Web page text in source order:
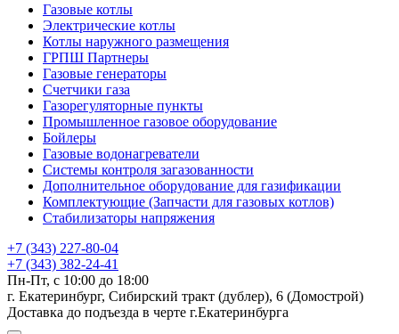
Газовые котлы
Электрические котлы
Котлы наружного размещения
ГРПШ Партнеры
Газовые генераторы
Счетчики газа
Газорегуляторные пункты
Промышленное газовое оборудование
Бойлеры
Газовые водонагреватели
Системы контроля загазованности
Дополнительное оборудование для газификации
Комплектующие (Запчасти для газовых котлов)
Стабилизаторы напряжения
+7 (343) 227-80-04
+7 (343) 382-24-41
Пн-Пт, с 10:00 до 18:00
г. Екатеринбург, Сибирский тракт (дублер), 6 (Домострой)
Доставка до подъезда в черте г.Екатеринбурга